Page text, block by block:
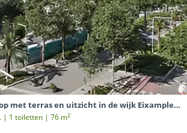
met terras en uitzicht in de wijk Eixample
| 1 toiletten | 76 m2